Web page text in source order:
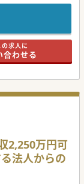
の歴史がある
例(麻酔科管理
研鑽が叶いま
の求人に
合わせる
2,250万円可
法人からの